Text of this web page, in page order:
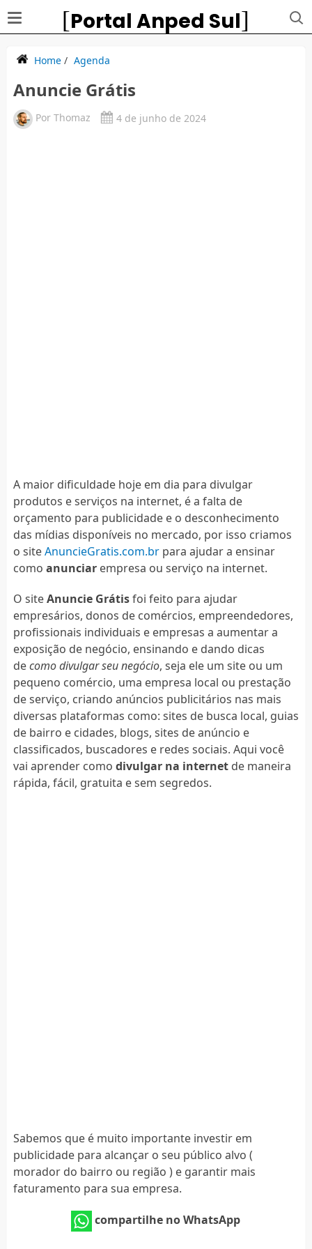
Portal Anped Sul
Home/ Agenda
Anuncie Grátis
Por Thomaz 4 de junho de 2024
A maior dificuldade hoje em dia para divulgar
produtos e serviços na internet, é a falta de
orçamento para publicidade e o desconhecimento
das mídias disponíveis no mercado, por isso criamos
o siteAnuncieGratis.com.brpara ajudar a ensinar
como anunciarempresa ou serviço na internet.
O siteAnuncie Grátisfoi feito para ajudar
empresários, donos de comércios, empreendedores,
profissionais individuais e empresas a aumentar a
exposição de negócio, ensinando e dando dicas
decomo divulgar seu negócio, seja ele um site ou um
pequeno comércio, uma empresa local ou prestação
de serviço, criando anúncios publicitários nas mais
diversas plataformas como: sites de busca local, guias
de bairro e cidades, blogs, sites de anúncio e
classificados, buscadores e redes sociais. Aqui você
vai aprender como divulgar na internetde maneira
rápida, fácil, gratuita e sem segredos.
Sabemos que é muito importante investir em
publicidade para alcançar o seu público alvo (
morador do bairro ou região ) e garantir mais
faturamento para sua empresa.
compartilhe no WhatsApp